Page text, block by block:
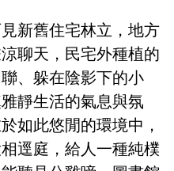
新舊住宅林立，地方
聊天，民宅外種植的
、躲在陰影下的小
靜生活的氣息與氛
如此悠閒的環境中，
逕庭，給人一種純樸